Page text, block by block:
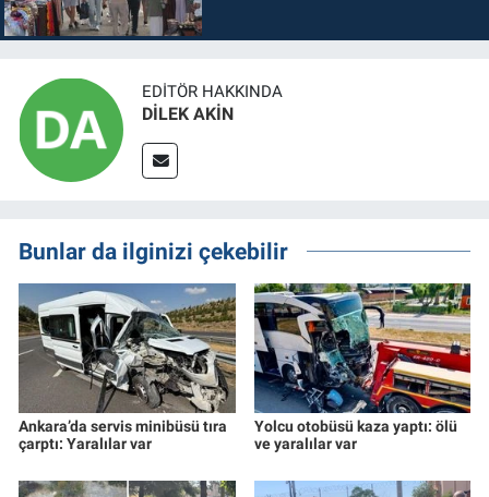
EDITÖR HAKKINDA
DİLEK AKİN
Bunlar da ilginizi çekebilir
Ankara’da servis minibüsü tıra
çarptı: Yaralılar var
Yolcu otobüsü kaza yaptı: ölü
ve yaralılar var